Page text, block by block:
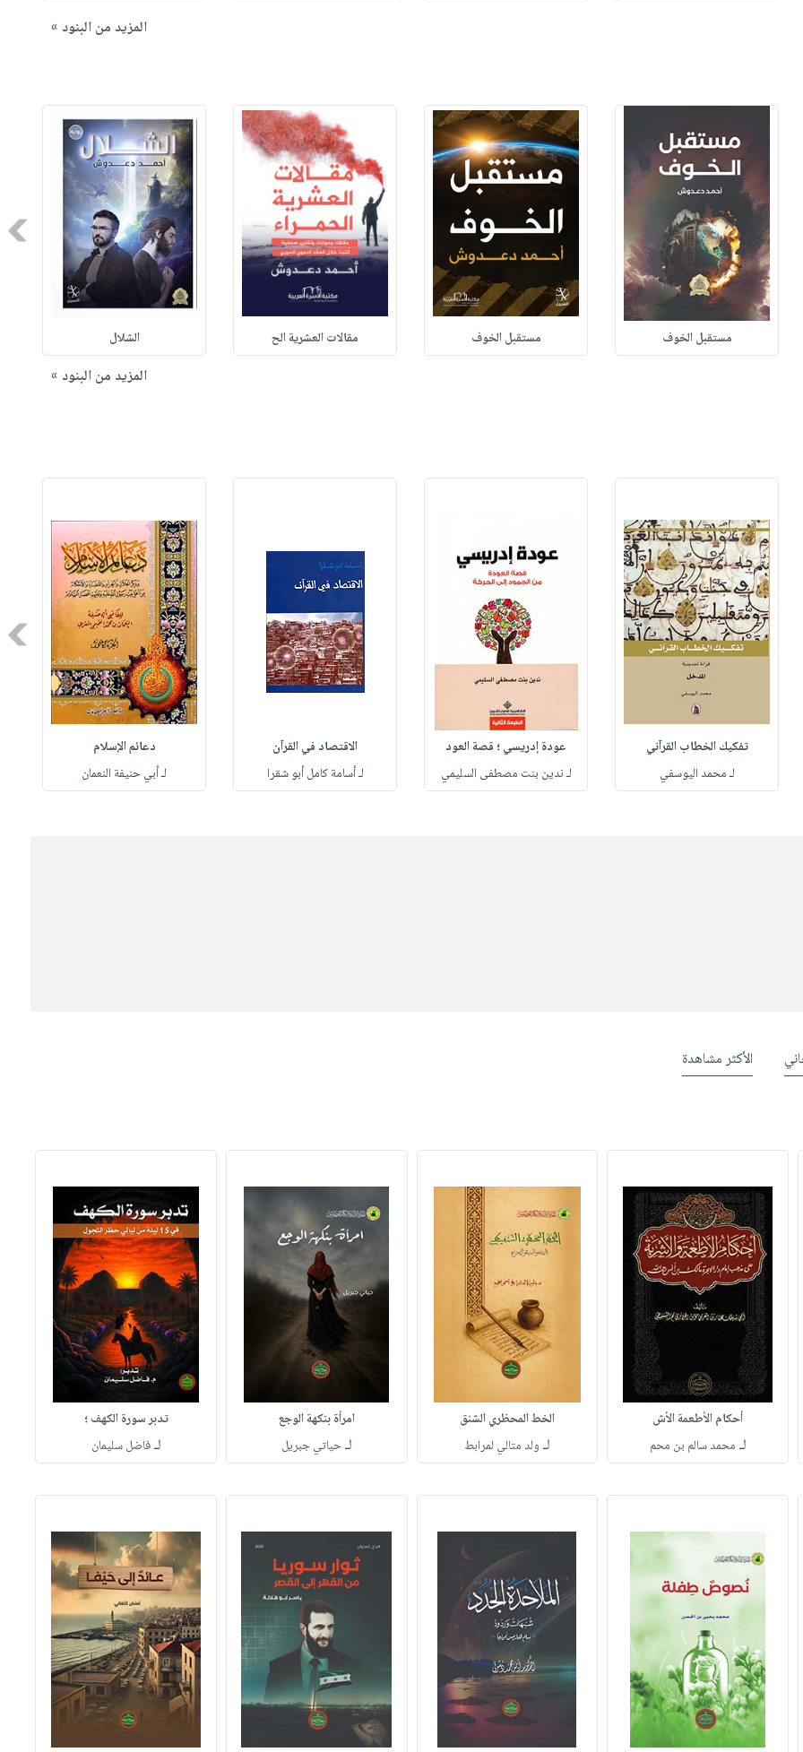
المزيد من البنود »
مستقبل الخوف مستقبل الخوف مقالات العشرية الح الشلال
المزيد من البنود »
تفكيك الخطاب القرآني
لـ محمد اليوسفي
عودة إدريسي ؛ قصة العود
لـ ندين بنت مصطفى السليمي
الاقتصاد في القرآن
لـ أسامة كامل أبو شقرا
دعائم الإسلام
لـ أبي حنيفة النعمان
الأكثر مشاهدة
أحكام الأطعمة الأش
لـ محمد سالم بن محم
الخط المحظري الشنق
لـ ولد متالي لمرابط
امرأة بنكهة الوجع
لـحياتي جبريل
تدبر سورة الكهف ؛
لـفاضل سليمان